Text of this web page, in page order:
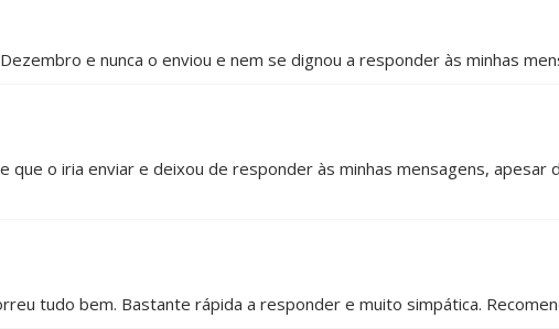
e nunca o enviou e nem se dignou a responder às minhas
que o iria enviar e deixou de responder às minhas mensagens,
tudo bem. Bastante rápida a responder e muito simpática.